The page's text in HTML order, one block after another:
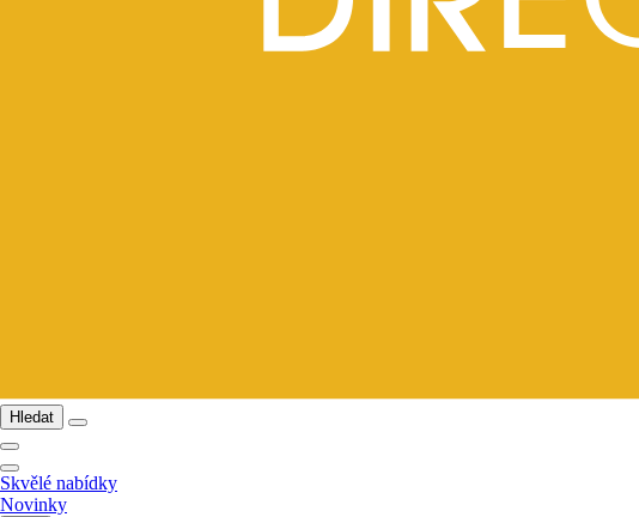
Hledat
Skvělé nabídky
Novinky